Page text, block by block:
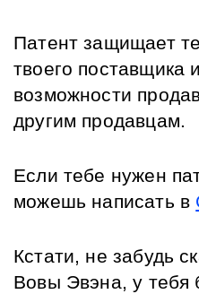
Патент защищает
твоего поставщика
возможности
другим продавцам.
Если тебе нужен
можешь написать в
Кстати, не забудь
Вовы Эвэна, у тебя